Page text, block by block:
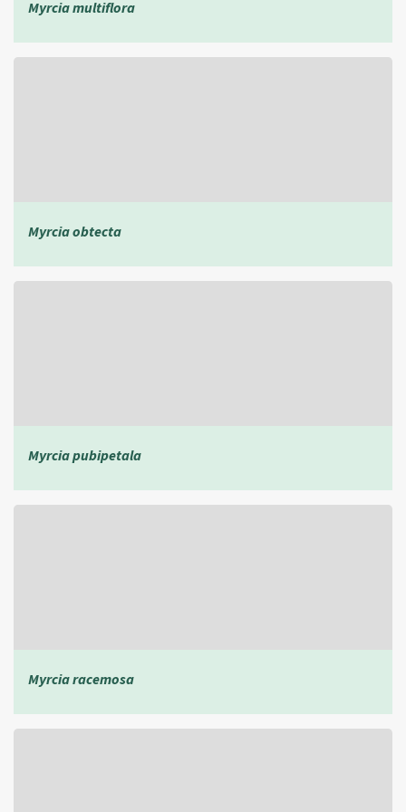
Myrcia multiflora
Myrcia obtecta
Myrcia pubipetala
Myrcia racemosa